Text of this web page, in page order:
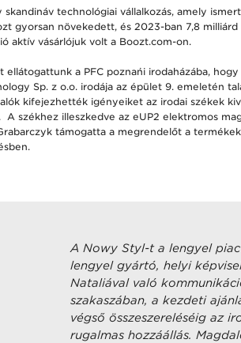
skandináv technológiai vállalkozás, amely
gyorsan növekedett, és 2023-ban 7,8
aktív vásárlójuk volt a Boozt.com-on.
ellátogattunk a PFC poznańi irodaházába,
Sp. z o.o. irodája az épület 9. emeletén
kifejezhették igényeiket az irodai székek
A székhez illeszkedve az eUP2 elektromos
támogatta a megrendelőt a
A Nowy Styl-t a lengyel
lengyel gyártó, helyi
Nataliával való
szakaszában, a kezdeti
végső összeszereléséig az
rugalmas hozzáállás.